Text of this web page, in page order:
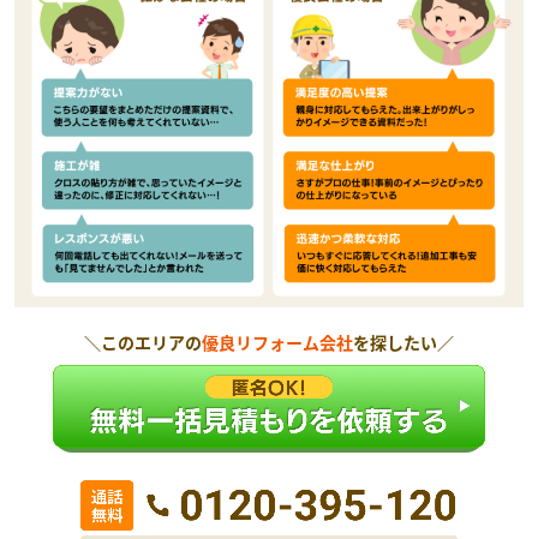
＼このエリアの優良リフォーム会社を探したい／